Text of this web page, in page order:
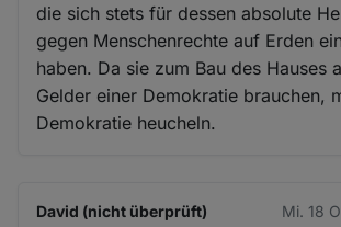
die sich stets für dessen absolute
gegen Menschenrechte auf Erden
haben. Da sie zum Bau des Hauses
Gelder einer Demokratie brauchen,
Demokratie heucheln.
David (nicht überprüft) Mi. 18